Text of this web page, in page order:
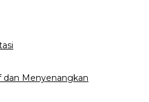
dan Menyenangkan